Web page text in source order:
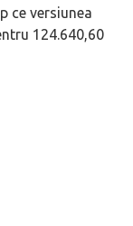
ce versiunea
124.640,60